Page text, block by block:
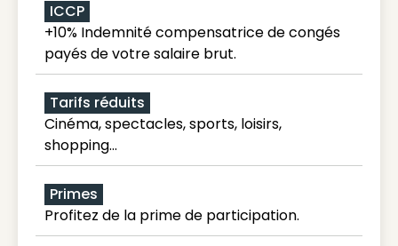
ICCP
+10% Indemnité compensatrice de congés
payés de votre salaire brut.
Tarifs réduits
Cinéma, spectacles, sports, loisirs,
shopping...
Primes
Profitez de la prime de participation.